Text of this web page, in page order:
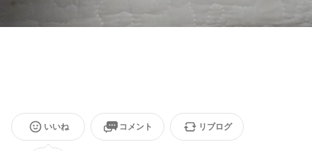
いいね コメント リブログ